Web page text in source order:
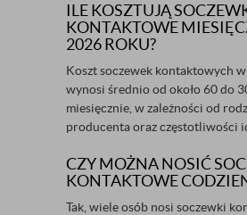
ILE KOSZTUJĄ
KONTAKTOWE
2026 ROKU?
Koszt soczewek kontaktowych
wynosi średnio od około 60 do
miesięcznie, w zależności od
producenta oraz częstotliwości
CZY MOŻNA NOSIĆ
KONTAKTOWE
Tak, wiele osób nosi soczewki